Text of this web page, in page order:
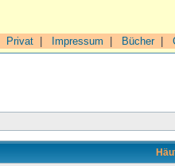
Privat Impressum Bücher|